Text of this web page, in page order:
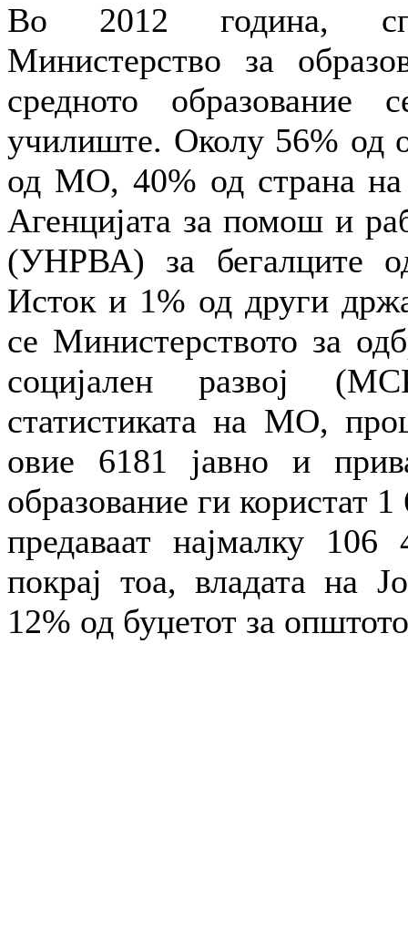
Во 2012 година,
Министерство за
средното
училиште. Околу 56% од
од МО, 40% од страна на
Агенцијата за помош и
(УНРВА) за бегалците
Исток и 1% од други
се Министерството за
социјален развој
статистиката на МО,
овие 6181 јавно и
образование ги користат
предаваат најмалку
покрај тоа, владата на
12% од буџетот за